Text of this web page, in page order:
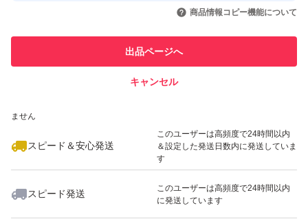
引を完了させた実績があります
での取引実績があります
ません
スピード＆安心発送
このユーザーは高頻度で24時間以内
＆設定した発送日数内に発送していま
す
スピード発送
このユーザーは高頻度で24時間以内
に発送しています
商品情報コピー機能について
出品ページへ
キャンセル
いいね！
12,999